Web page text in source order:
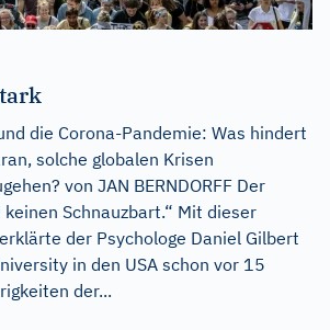
die Corona-Pandemie: Was hindert
solche globalen Krisen
von JAN BERNDORFF Der
Schnauzbart.“ Mit dieser
der Psychologe Daniel Gilbert
in den USA schon vor 15
der...